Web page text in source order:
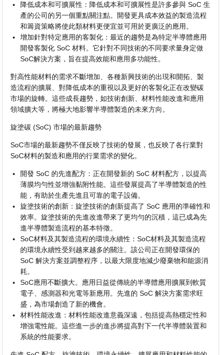
降低成本和可擴展性：降低成本和可擴展性是許多參與 SoC 生
產的公司的另一個重點關注點。開發更具成本效益的製造流程
和籌資策略將使此類材料更便宜並可用於更廣泛的應用。
增加針對特定應用的客製化：最近的趨勢是為特定半導體應用
開發客製化 SoC 材料。它針對不同技術的不同要求量身定做
SoC解決方案，旨在提高效能和應用多功能性。
對高性能材料的需求不斷增加、各種新興技術的出現和開拓、製
造流程的擴展、對降低成本的重視以及更好的客製化正在改變碳
市場的旋轉。這些成長趨勢，如技術創新、材料性能改進和應用
領域擴大等，將極大地影響半導體製造的未來方向。
旋塗碳 (SoC) 市場的最新趨勢
SoC市場的最新趨勢不僅反映了技術的發展，也反映了各行業對
SoC材料的製造和應用的行業需求的變化。
開發 SoC 的先進配方：正在開發新的 SoC 材料配方，以提高
薄膜均勻性並增強黏附性能。這些發展提高了半導體製造的性
能，有助於生產先進且可靠的電子設備。
旋塗技術的創新：旋塗技術的創新提高了 SoC 應用的準確性和
效率。旋塗技術的先進改進帶來了更均勻的沉積，這已成為先
進半導體製造流程的基本特徵。
SoC材料及其製造流程的環境永續性：SoC材料及其製造流程
的環境永續性受到越來越多的關注。該公司正在開發環保的
SoC 解決方案並調整程序，以最大限度地減少廢棄物和能源消
耗。
SoC應用不斷擴大。應用日益從傳統的半導體應用擴展到軟質
電子、感測器和光電等新應用。先進的 SoC 解決方案需求旺
盛，為市場創造了新的機會。
材料性能改進：材料性能改進意義深遠，包括提高熱穩定性和
增強電性能。這些進一步的進步將提高對下一代半導體裝置和
系統的性能要求。